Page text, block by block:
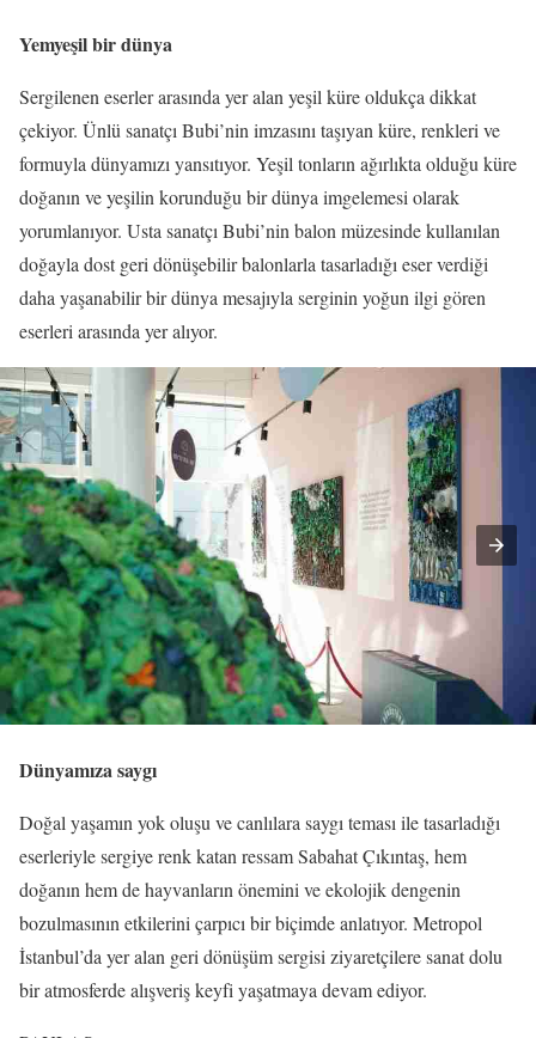
Yemyeşil bir dünya
Sergilenen eserler arasında yer alan yeşil küre oldukça dikkat
çekiyor. Ünlü sanatçı Bubi’nin imzasını taşıyan küre, renkleri ve
formuyla dünyamızı yansıtıyor. Yeşil tonların ağırlıkta olduğu küre
doğanın ve yeşilin korunduğu bir dünya imgelemesi olarak
yorumlanıyor. Usta sanatçı Bubi’nin balon müzesinde kullanılan
doğayla dost geri dönüşebilir balonlarla tasarladığı eser verdiği
daha yaşanabilir bir dünya mesajıyla serginin yoğun ilgi gören
eserleri arasında yer alıyor.
Dünyamıza saygı
Doğal yaşamın yok oluşu ve canlılara saygı teması ile tasarladığı
eserleriyle sergiye renk katan ressam Sabahat Çıkıntaş, hem
doğanın hem de hayvanların önemini ve ekolojik dengenin
bozulmasının etkilerini çarpıcı bir biçimde anlatıyor. Metropol
İstanbul’da yer alan geri dönüşüm sergisi ziyaretçilere sanat dolu
bir atmosferde alışveriş keyfi yaşatmaya devam ediyor.